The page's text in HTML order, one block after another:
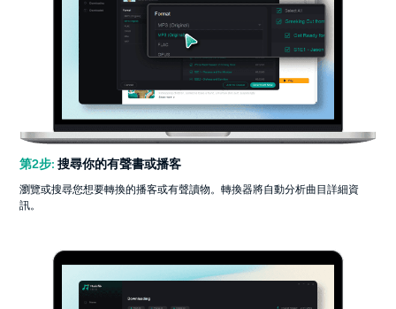
第2步: 搜尋你的有聲書或播客
瀏覽或搜尋您想要轉換的播客或有聲讀物。轉換器將自動分析曲目詳細資
訊。